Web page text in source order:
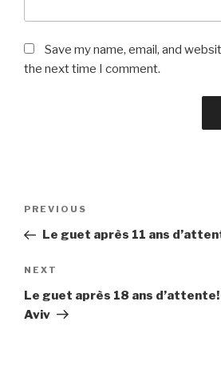
Save my name, email, and
the next time I comment.
Previous
Post
PREVIOUS
Le guet après 11 ans
Next
Post
NEXT
Le guet après 18 ans
Aviv